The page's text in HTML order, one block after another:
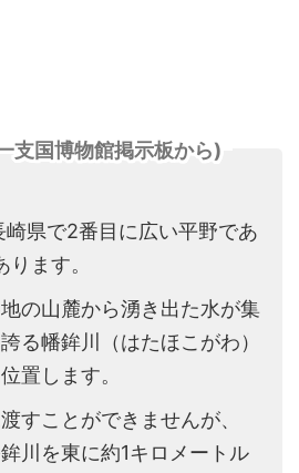
支国博物館掲示板から)
崎県で2番目に広い平野であ
ます。
の山麓から湧き出た水が集
る幡鉾川（はたほこがわ）
置します。
すことができませんが、
川を東に約1キロメートル